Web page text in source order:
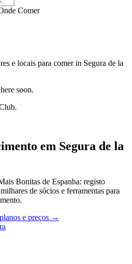
Comer
e locais para comer in Segura de la
soon.
em Segura de la
Bonitas de Espanha: registo
de sócios e ferramentas para
e preços →